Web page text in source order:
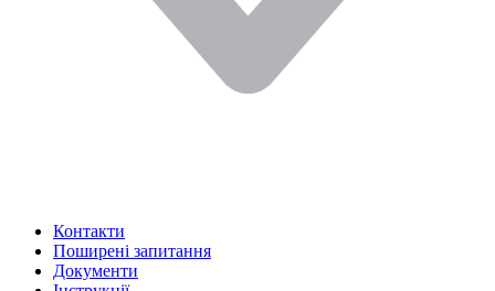
Контакти
Поширені запитання
Документи